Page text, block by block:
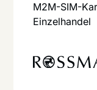
M2M-SIM-
Einzelhandel